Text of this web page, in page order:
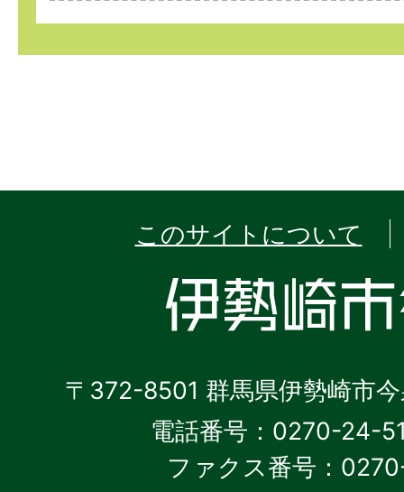
このサイトについて
〒372-8501 群馬県伊勢崎市
電話番号：0270-24-
ファクス番号：